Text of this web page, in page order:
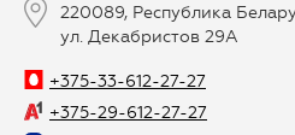
220089, Республика
ул. Декабристов 29А
+375-33-612-27-27
+375-29-612-27-27